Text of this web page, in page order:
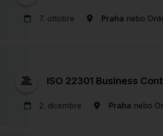
7. ottobre Praha nebo
ISO 22301 Business
2. dicembre Praha nebo